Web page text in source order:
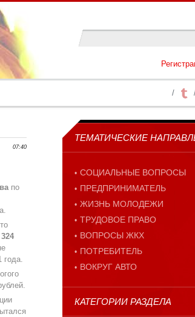
07:40
по
года.
ТЕМАТИЧЕСКИЕ
СОЦИАЛЬНЫЕ ВОПРОСЫ
ПРЕДПРИНИМАТЕЛЬ
ЖИЗНЬ МОЛОДЕЖИ
ТРУДОВОЕ ПРАВО
ВОПРОСЫ ЖКХ
ПОТРЕБИТЕЛЬ
ВОКРУГ АВТО
КАТЕГОРИИ РАЗДЕЛА